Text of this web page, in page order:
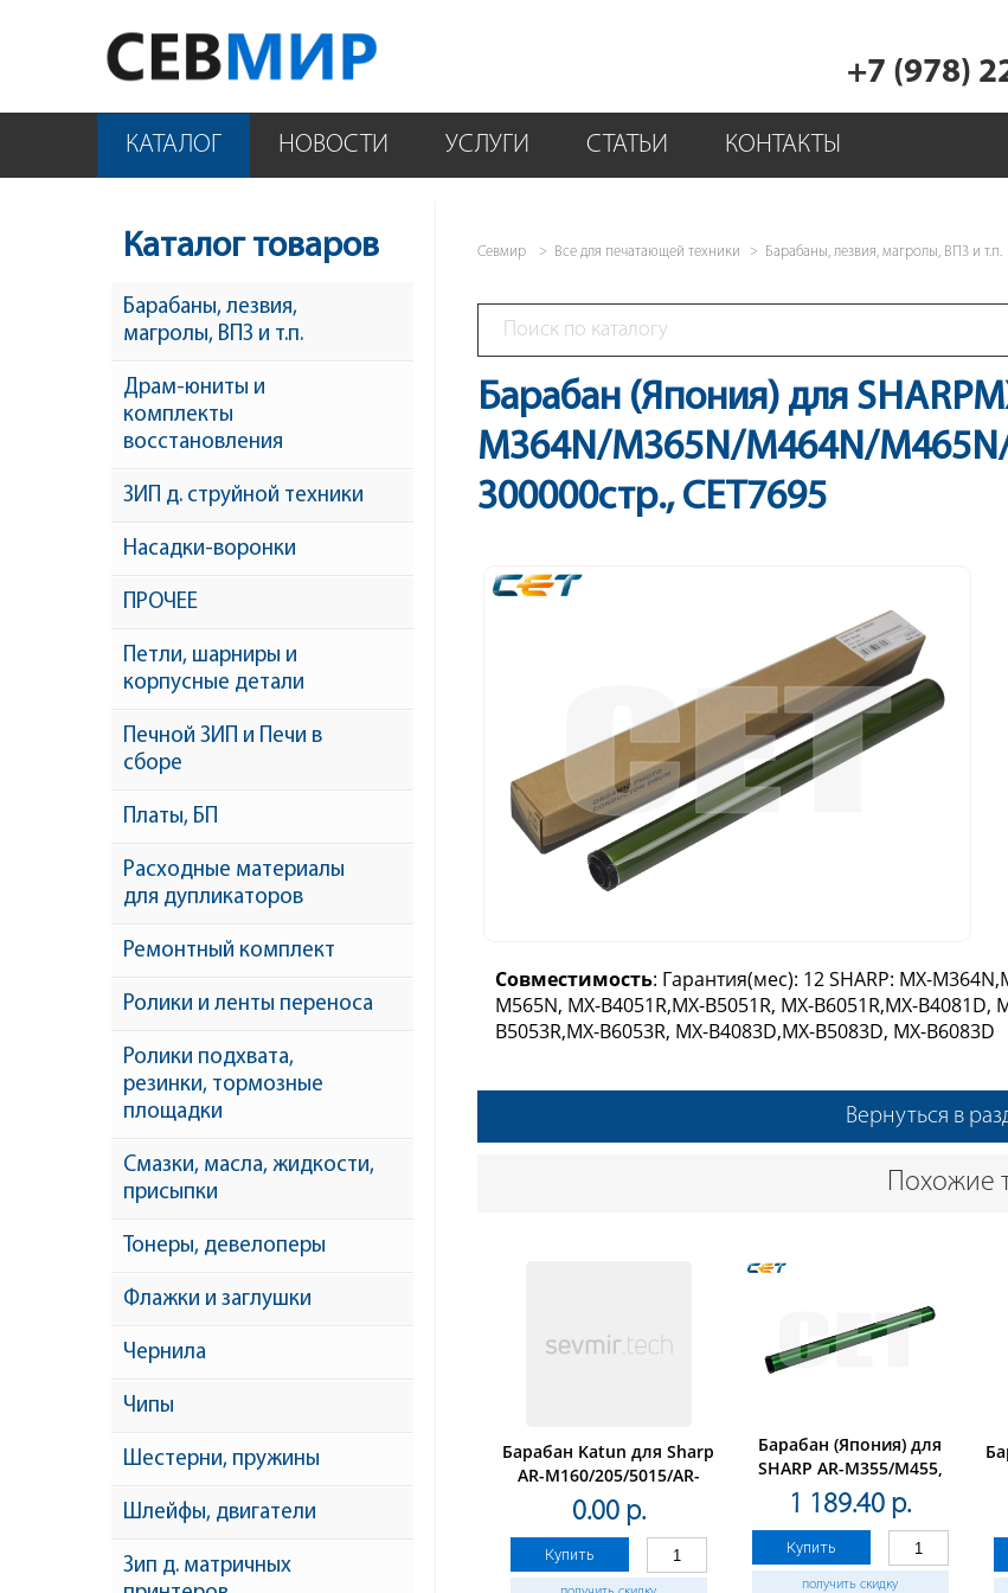
+7 (978)
КАТАЛОГ НОВОСТИ УСЛУГИ СТАТЬИ КОНТАКТЫ
Севмир Все для печатающей техники Барабаны, лезвия, магролы, ВПЗ и т.п.
Барабан (Япония) для
M364N/M365N/M464N/
300000стр., CET7695
Совместимость: Гарантия(мес): 12 SHARP: MX-
M565N, MX-B4051R,MX-B5051R, MX-B6051R,MX-B4081D,
B5053R,MX-B6053R, MX-B4083D,MX-B5083D, MX-B6083D
Вернуться в
Похожие
Барабан Katun для Sharp
AR-M160/205/5015/AR-
5320/5316(AR-202DM)
0.00 р.
Купить
Барабан (Япония) для
SHARP AR-M355/M455,
MX-M350/M450(CET),
180000 стр., CET6588N
1 189.40 р.
Купить
получить скидку
Каталог товаров
Барабаны, лезвия,
магролы, ВПЗ и т.п.
Драм-юниты и
комплекты
восстановления
ЗИП д. струйной техники
Насадки-воронки
ПРОЧЕЕ
Петли, шарниры и
корпусные детали
Печной ЗИП и Печи в
сборе
Платы, БП
Расходные материалы
для дупликаторов
Ремонтный комплект
Ролики и ленты переноса
Ролики подхвата,
резинки, тормозные
площадки
Смазки, масла, жидкости,
присыпки
Тонеры, девелоперы
Флажки и заглушки
Чернила
Чипы
Шестерни, пружины
Шлейфы, двигатели
Зип д. матричных